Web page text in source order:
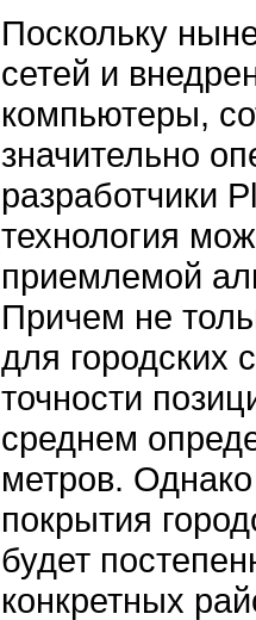
Поскольку
сетей и
компьютеры,
значительно
разработчики
технология
приемлемой
Причем не
для городских
точности
среднем
метров.
покрытия
будет
конкретных